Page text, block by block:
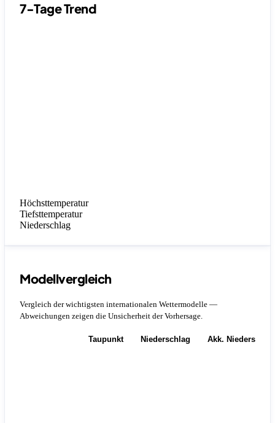
7-Tage Trend
Höchsttemperatur
Tiefsttemperatur
Niederschlag
Modellvergleich
Vergleich der wichtigsten internationalen Wettermodelle —
Abweichungen zeigen die Unsicherheit der Vorhersage.
Taupunkt Niederschlag Akk.